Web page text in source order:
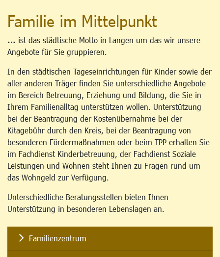
Familie im Mittelpunkt
… ist das städtische Motto in Langen um das wir unsere
Angebote für Sie gruppieren.
In den städtischen Tageseinrichtungen für Kinder sowie der
aller anderen Träger finden Sie unterschiedliche Angebote
im Bereich Betreuung, Erziehung und Bildung, die Sie in
Ihrem Familienalltag unterstützen wollen. Unterstützung
bei der Beantragung der Kostenübernahme bei der
Kitagebühr durch den Kreis, bei der Beantragung von
besonderen Fördermaßnahmen oder beim TPP erhalten Sie
im Fachdienst Kinderbetreuung, der Fachdienst Soziale
Leistungen und Wohnen steht Ihnen zu Fragen rund um
das Wohngeld zur Verfügung.
Unterschiedliche Beratungsstellen bieten Ihnen
Unterstützung in besonderen Lebenslagen an.
Familienzentrum